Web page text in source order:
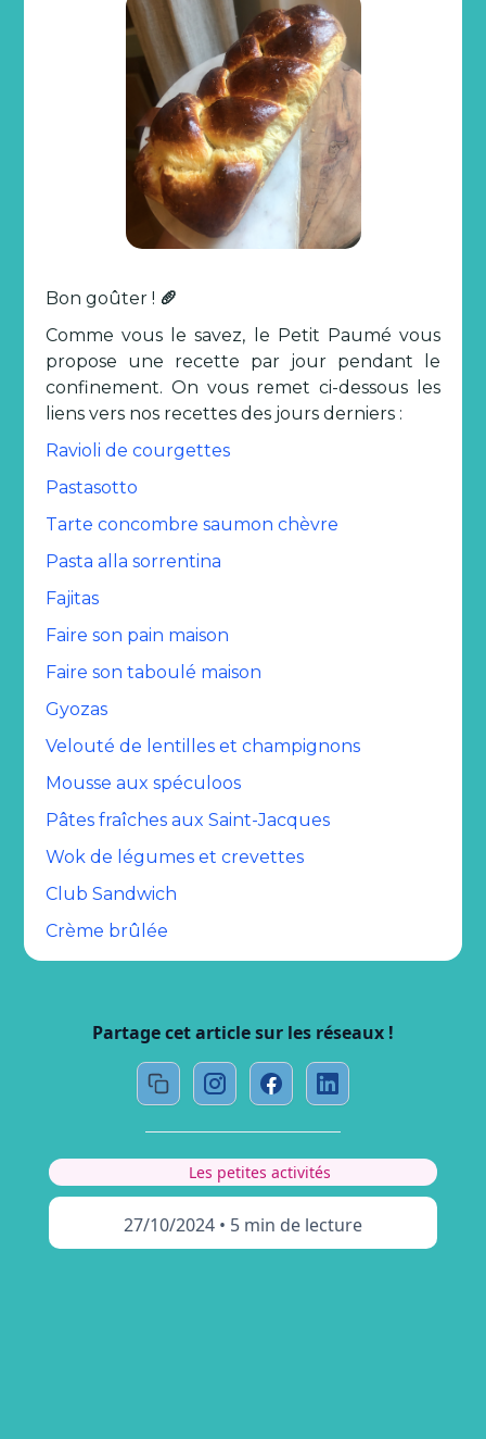
Bon goûter ! 🥖
Comme vous le savez, le Petit Paumé vous
propose une recette par jour pendant le
confinement. On vous remet ci-dessous les
liens vers nos recettes des jours derniers :
Ravioli de courgettes
Pastasotto
Tarte concombre saumon chèvre
Pasta alla sorrentina
Fajitas
Faire son pain maison
Faire son taboulé maison
Gyozas
Velouté de lentilles et champignons
Mousse aux spéculoos
Pâtes fraîches aux Saint-Jacques
Wok de légumes et crevettes
Club Sandwich
Crème brûlée
Partage cet article sur les réseaux !
Les petites activités
27/10/2024 • 5 min de lecture